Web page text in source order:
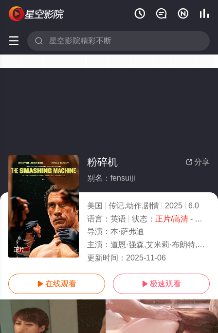
   
 
正片
 分享
粉碎机
别名：fensuiji
美国 传记,动作,剧情 2025
6.0
语言： 英语 状态： 正片/高清- 免费在线观看
导演： 本·萨弗迪
主演： 道恩·强森,艾米莉·布朗特,惠特尼·穆尔,巴斯·鲁藤,保罗·拉赞比,杰森·特朗布莱,安德烈·特里科图,祁答院雄
更新时间： 2025-11-06
 在线观看  极速观看